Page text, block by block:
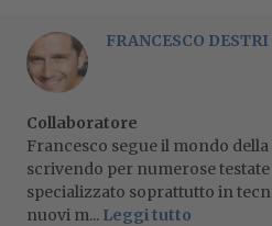
FRANCESCO DESTRI
Collaboratore
Francesco segue il mondo
scrivendo per numerose
specializzato soprattutto in
nuovi m... Leggi tutto